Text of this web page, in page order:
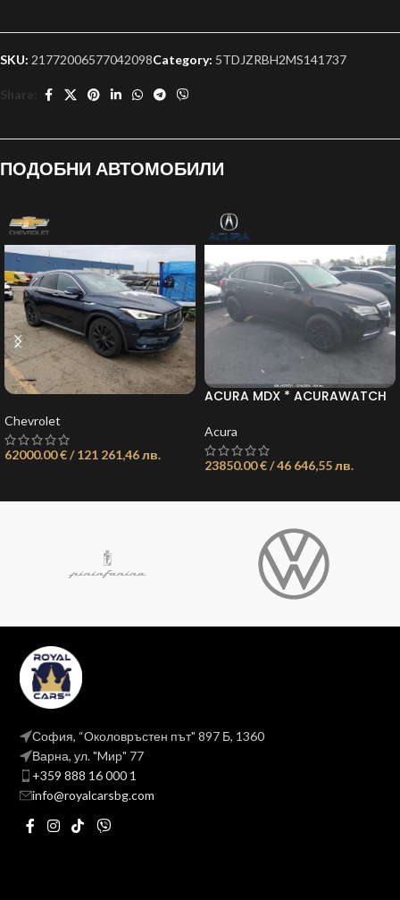
SKU: 21772006577042098Category: 5TDJZRBH2MS141737
Share:
ПОДОБНИ АВТОМОБИЛИ
Chevrolet
62000.00 € / 121 261,46 лв.
ACURA MDX * ACURAWATCH
21736157009071023
Acura
23850.00 € / 46 646,55 лв.
София, “Околовръстен път" 897 Б, 1360
Варна, ул. "Mир" 77
+359 888 16 000 1
info@royalcarsbg.com